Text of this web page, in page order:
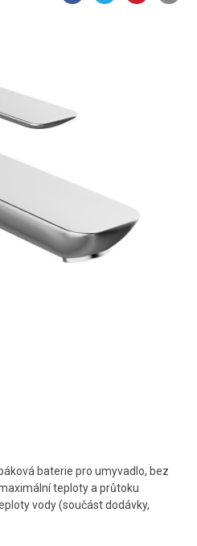
baterie pro umyvadlo, bez
teploty a průtoku
vody (součást dodávky,